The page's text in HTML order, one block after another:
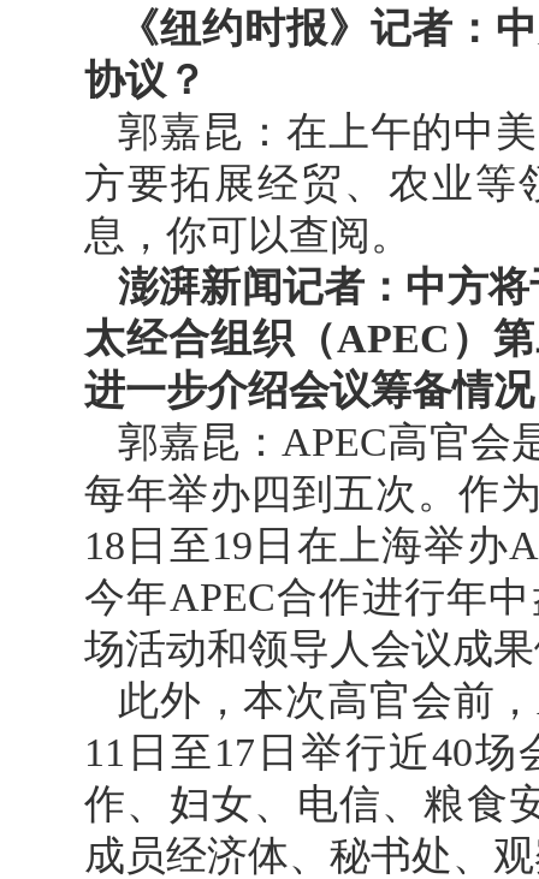
《纽约时报》记者：
协议？
郭嘉昆：在上午的中
方要拓展经贸、农业等
息，你可以查阅。
澎湃新闻记者：中方
太经合组织（APEC）
进一步介绍会议筹备情
郭嘉昆：APEC高官会
每年举办四到五次。作
18日至19日在上海举办
今年APEC合作进行年
场活动和领导人会议成
此外，本次高官会前
11日至17日举行近40
作、妇女、电信、粮食
成员经济体、秘书处、